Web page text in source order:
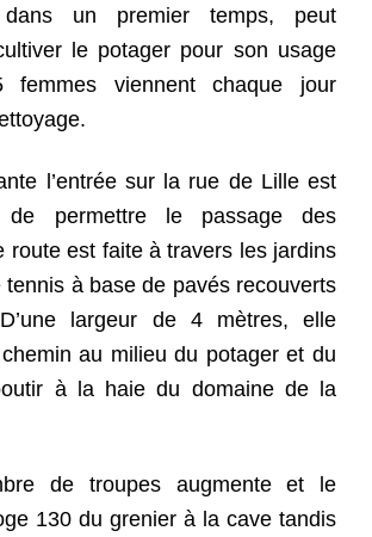
un premier temps, peut
le potager pour son usage
femmes viennent chaque jour
l’entrée sur la rue de Lille est
de permettre le passage des
route est faite à travers les jardins
tennis à base de pavés recouverts
largeur de 4 mètres, elle
au milieu du potager et du
à la haie du domaine de la
de troupes augmente et le
130 du grenier à la cave tandis